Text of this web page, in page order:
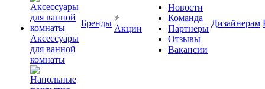
Аксессуары
для ванной
комнаты
Бренды
Акции
Новости
Команда
Партнеры
Отзывы
Вакансии
Дизайнерам